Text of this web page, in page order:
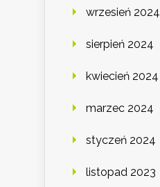
wrzesień 2024
sierpień 2024
kwiecień 2024
marzec 2024
styczeń 2024
listopad 2023